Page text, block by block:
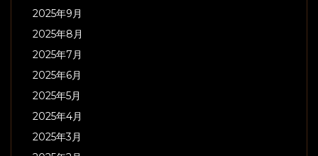
2025年9月
2025年8月
2025年7月
2025年6月
2025年5月
2025年4月
2025年3月